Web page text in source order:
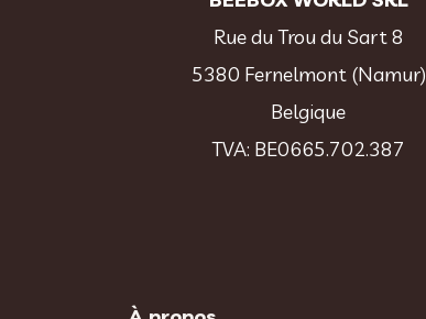
Rue du Trou du Sart 8
5380 Fernelmont (Namur)
Belgique
TVA: BE0665.702.387